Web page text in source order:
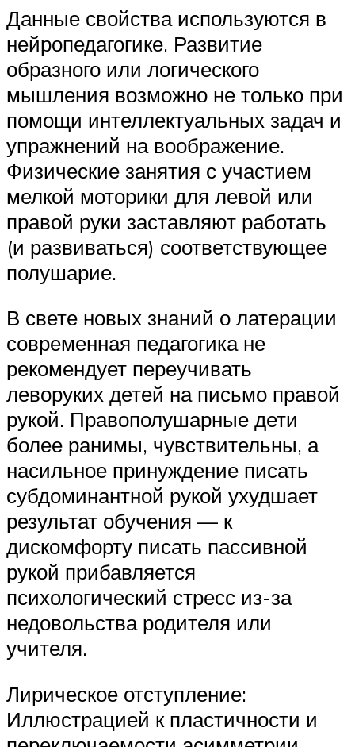
Данные свойства используются в
нейропедагогике. Развитие
образного или логического
мышления возможно не только при
помощи интеллектуальных задач и
упражнений на воображение.
Физические занятия с участием
мелкой моторики для левой или
правой руки заставляют работать
(и развиваться) соответствующее
полушарие.
В свете новых знаний о латерации
современная педагогика не
рекомендует переучивать
леворуких детей на письмо правой
рукой. Правополушарные дети
более ранимы, чувствительны, а
насильное принуждение писать
субдоминантной рукой ухудшает
результат обучения — к
дискомфорту писать пассивной
рукой прибавляется
психологический стресс из-за
недовольства родителя или
учителя.
Лирическое отступление:
Иллюстрацией к пластичности и